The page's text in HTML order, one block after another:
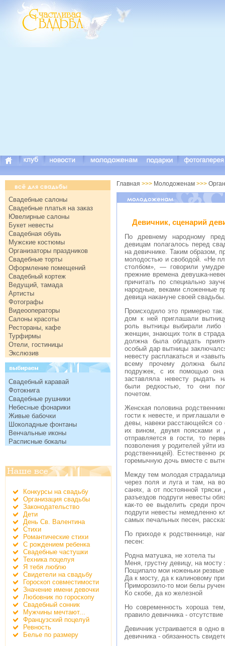
Свадебные салоны
Свадебные платья на заказ
Ювелирные салоны
Букет невесты
Свадебная обувь
Мужские костюмы
Организаторы праздников
Свадебные торты
Оформление помещений
Свадебный кортеж
Ведущий, тамада
Артисты
Фотографы
Видеооператоры
Салоны красоты
Рестораны, кафе
Турфирмы
Отели, гостиницы
Экслюзив
Свадебный каравай
Фотокнига
Свадебные рушники
Небесные фонарики
Живые бабочки
Шоколадные фонтаны
Венчальные иконы
Расписные бокалы
Конкурсы на свадьбу
Организация свадьбы
Законодательство
Дети
День Св. Валентина
Стихи
Романтические стихи
С рождением ребенка
Свадебные частушки
Техника поцелуя
Я тебя люблю
Свидетели на свадьбу
Гороскоп совместимости
Значение имени девочки
Любовник по гороскопу
Свадебный сонник
Мужчины мечтают...
Французский поцелуй
Ревность
Белье по размеру
Главная >>> Молодоженам >>>
Девичник, сценарий
По древнему народному
девицам полагалось перед
на девичнике. Таким образом,
молодостью и свободой. «Не
столбом», — говорили
прежние времена девушка-
причитать по специально
народные, веками сложенные
девица накануне своей свадьбы.
Происходило это примерно
дом к ней приглашали
роль вытницы выбирали
женщин, знающих толк в
должна была обладать
особый дар вытницы
невесту расплакаться и
всему прочему должна
подружек, с их помощью она
заставляла невесту рыдать
были редкостью, то они
почетом.
Женская половина
гости к невесте, и приглашали
девы, навеки расстающейся со
их вином, двумя поясками и
отправляется в гости, то
позволения у родителей уйти
родственницей). Естественно
горемычную дочь вместе с
Между тем молодая
через поля и луга и там, на
санях, а от постоянной
разъездов подруги невесты
как-то ее выделить среди
подруги невесты немедленно
самых печальных песен,
По приходе к родственнице,
песен:
Родна матушка, не хотела ты
Меня, грустну девицу, на мосту
Пощипало мои ноженьки
Да к мосту, да к калиновому
Приморозило-то мои белы
Ко скобе, да ко железной
Но современность хороша
правило девичника -
Девичник устраивается в одно
девичника - обязанность